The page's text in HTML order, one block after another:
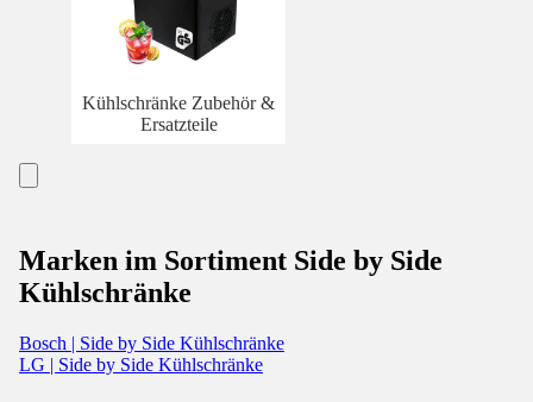
Kühlschränke Zubehör &
Ersatzteile
Marken im Sortiment Side by Side
Kühlschränke
Bosch | Side by Side Kühlschränke
LG | Side by Side Kühlschränke